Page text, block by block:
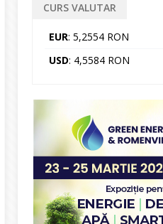
CURS VALUTAR
EUR: 5,2554 RON
USD: 4,5584 RON